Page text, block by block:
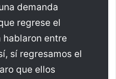
demanda
regrese el
hablaron entre
sí regresamos el
que ellos